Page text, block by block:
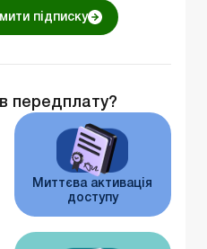
підписку
передплату?
Миттєва активація
доступу